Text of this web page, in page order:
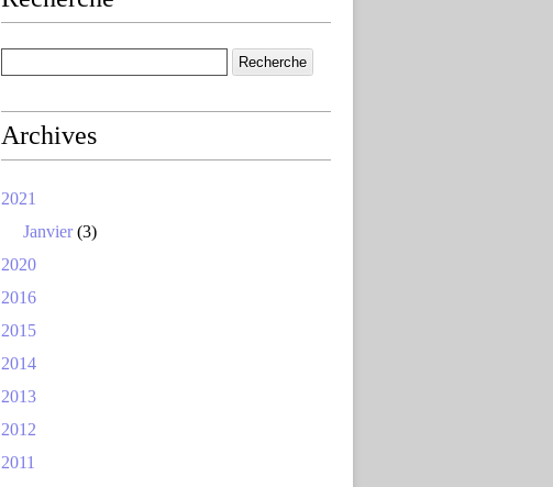
Archives
2021
Janvier(3)
2020
2016
2015
2014
2013
2012
2011